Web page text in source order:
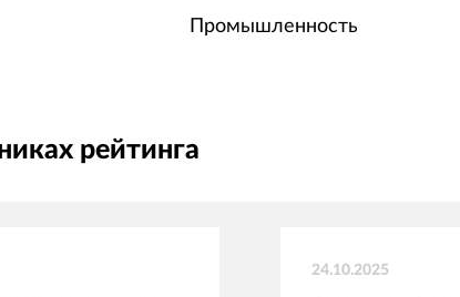
Промышленность
рейтинга
24.10.2025